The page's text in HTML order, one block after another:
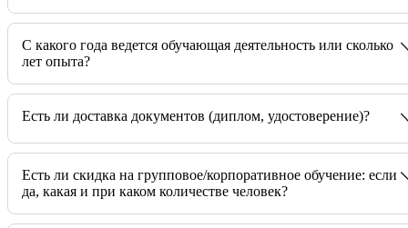
C какого года ведется обучающая деятельность или сколько
лет опыта?
Есть ли доставка документов (диплом, удостоверение)?
Есть ли скидка на групповое/корпоративное обучение: если
да, какая и при каком количестве человек?